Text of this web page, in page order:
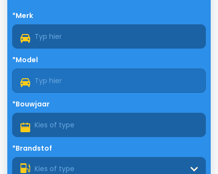
*Merk
*Model
*Bouwjaar
*Brandstof
Kies of type